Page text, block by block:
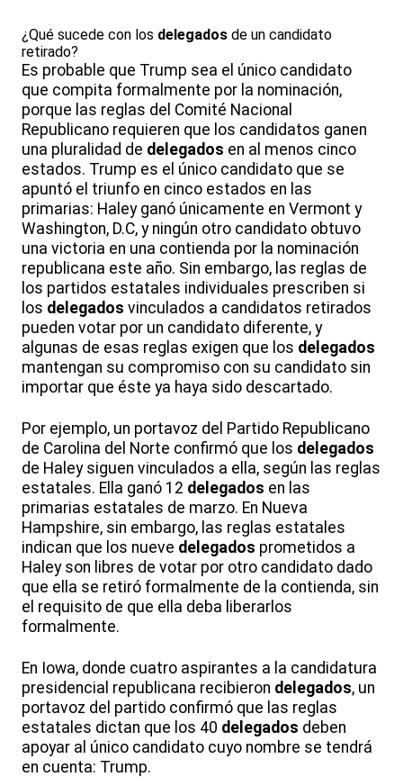
¿Qué sucede con los delegados de un candidato
retirado?
Es probable que Trump sea el único candidato
que compita formalmente por la nominación,
porque las reglas del Comité Nacional
Republicano requieren que los candidatos ganen
una pluralidad de delegados en al menos cinco
estados. Trump es el único candidato que se
apuntó el triunfo en cinco estados en las
primarias: Haley ganó únicamente en Vermont y
Washington, D.C, y ningún otro candidato obtuvo
una victoria en una contienda por la nominación
republicana este año. Sin embargo, las reglas de
los partidos estatales individuales prescriben si
los delegados vinculados a candidatos retirados
pueden votar por un candidato diferente, y
algunas de esas reglas exigen que los delegados
mantengan su compromiso con su candidato sin
importar que éste ya haya sido descartado.
Por ejemplo, un portavoz del Partido Republicano
de Carolina del Norte confirmó que los delegados
de Haley siguen vinculados a ella, según las reglas
estatales. Ella ganó 12 delegados en las
primarias estatales de marzo. En Nueva
Hampshire, sin embargo, las reglas estatales
indican que los nueve delegados prometidos a
Haley son libres de votar por otro candidato dado
que ella se retiró formalmente de la contienda, sin
el requisito de que ella deba liberarlos
formalmente.
En Iowa, donde cuatro aspirantes a la candidatura
presidencial republicana recibieron delegados, un
portavoz del partido confirmó que las reglas
estatales dictan que los 40 delegados deben
apoyar al único candidato cuyo nombre se tendrá
en cuenta: Trump.